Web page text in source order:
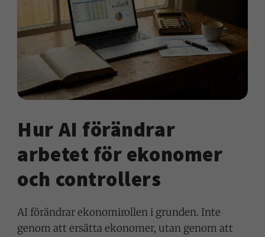
Hur AI förändrar
arbetet för ekonomer
och controllers
AI förändrar ekonomirollen i grunden. Inte
genom att ersätta ekonomer, utan genom att